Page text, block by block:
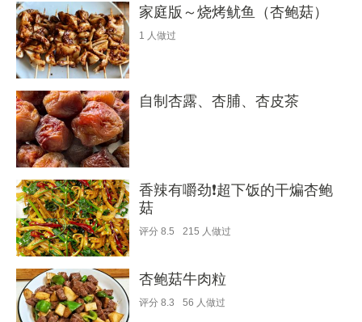
家庭版～烧烤鱿鱼（杏鲍菇）
1 人做过
自制杏露、杏脯、杏皮茶
香辣有嚼劲❗️超下饭的干煸杏鲍
菇
评分 8.5 215 人做过
杏鲍菇牛肉粒
评分 8.3 56 人做过